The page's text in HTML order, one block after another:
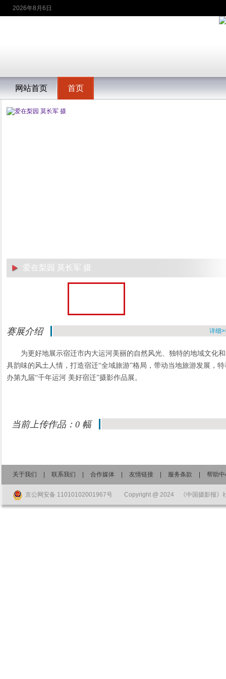
2026年8月6日
网站首页 首页
爱在梨园 莫长军 摄
赛展介绍 详细
为更好地展示宿迁市内大运河美丽的自然风光、独特的地域文化
具韵味的风土人情，打造宿迁“全域旅游”格局，带动当地旅游发展，特
办第九届“千年运河 美好宿迁”摄影作品展。
当前上传作品：0 幅
关于我们 联系我们 合作媒体 友情链接 服务条款 帮助
京公网安备 11010102001967号 Copyright @ 2024 《中国摄影报